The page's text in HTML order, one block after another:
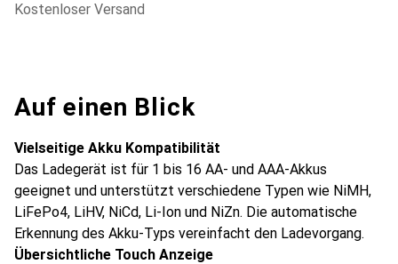
kostenloser Versand
Auf einen Blick
Vielseitige Akku Kompatibilität
Das Ladegerät ist für 1 bis 16 AA- und AAA-Akkus
geeignet und unterstützt verschiedene Typen wie NiMH,
LiFePo4, LiHV, NiCd, Li-Ion und NiZn. Die automatische
Erkennung des Akku-Typs vereinfacht den Ladevorgang.
Übersichtliche Touch Anzeige